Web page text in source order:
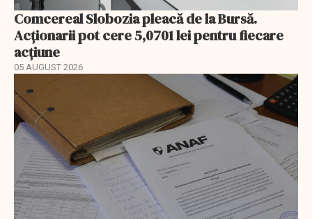
Comcereal Slobozia pleacă de la Bursă.
Acționarii pot cere 5,0701 lei pentru fiecare
acțiune
05 AUGUST 2026